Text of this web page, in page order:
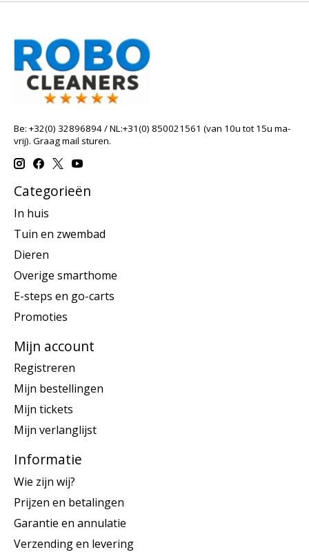
Be: +32(0) 32896894 / NL:+31(0) 850021561 (van 10u tot 15u ma-
vrij). Graag mail sturen.
Categorieën
In huis
Tuin en zwembad
Dieren
Overige smarthome
E-steps en go-carts
Promoties
Mijn account
Registreren
Mijn bestellingen
Mijn tickets
Mijn verlanglijst
Informatie
Wie zijn wij?
Prijzen en betalingen
Garantie en annulatie
Verzending en levering